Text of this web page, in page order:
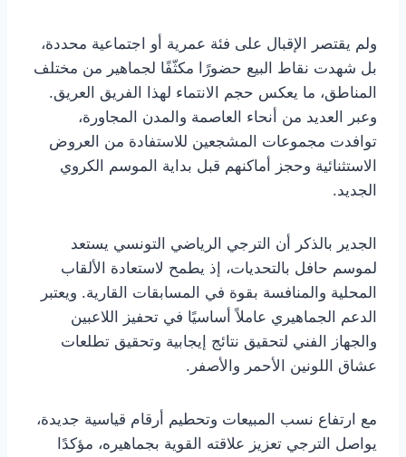
ولم يقتصر الإقبال على فئة عمرية أو اجتماعية محددة،
بل شهدت نقاط البيع حضورًا مكثّفًا لجماهير من مختلف
المناطق، ما يعكس حجم الانتماء لهذا الفريق العريق.
وعبر العديد من أنحاء العاصمة والمدن المجاورة،
توافدت مجموعات المشجعين للاستفادة من العروض
الاستثنائية وحجز أماكنهم قبل بداية الموسم الكروي
الجديد.
الجدير بالذكر أن الترجي الرياضي التونسي يستعد
لموسم حافل بالتحديات، إذ يطمح لاستعادة الألقاب
المحلية والمنافسة بقوة في المسابقات القارية. ويعتبر
الدعم الجماهيري عاملاً أساسيًا في تحفيز اللاعبين
والجهاز الفني لتحقيق نتائج إيجابية وتحقيق تطلعات
عشاق اللونين الأحمر والأصفر.
مع ارتفاع نسب المبيعات وتحطيم أرقام قياسية جديدة،
يواصل الترجي تعزيز علاقته القوية بجماهيره، مؤكدًا